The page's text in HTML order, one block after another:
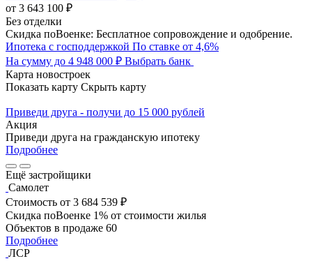
от 3 643 100 ₽
Без отделки
Скидка поВоенке: Бесплатное сопровождение и одобрение.
Ипотека с господдержкой По ставке от 4,6%
На сумму до 4 948 000 ₽ Выбрать банк
Карта новостроек
Показать карту Скрыть карту
Приведи друга - получи до 15 000 рублей
Акция
Приведи друга на гражданскую ипотеку
Подробнее
Ещё застройщики
Самолет
Стоимость от 3 684 539 ₽
Скидка поВоенке 1% от стоимости жилья
Объектов в продаже 60
Подробнее
ЛСР